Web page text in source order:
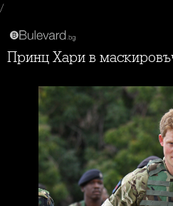
/
Принц Хари в